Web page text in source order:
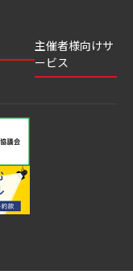
主催者様向けサ
ービス